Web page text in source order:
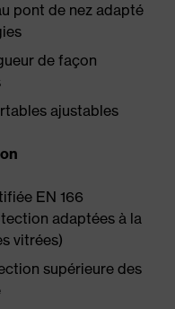
pont de nez adapté
de façon
ajustables
EN 166
adaptées à la
vitrées)
supérieure des